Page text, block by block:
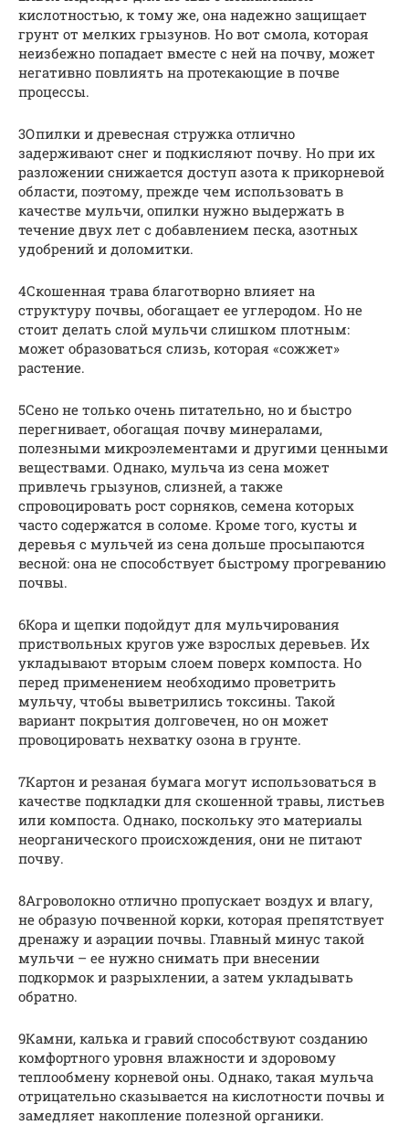
кислотностью, к тому же, она надежно защищает
грунт от мелких грызунов. Но вот смола, которая
неизбежно попадает вместе с ней на почву, может
негативно повлиять на протекающие в почве
процессы.
3Опилки и древесная стружка отлично
задерживают снег и подкисляют почву. Но при их
разложении снижается доступ азота к прикорневой
области, поэтому, прежде чем использовать в
качестве мульчи, опилки нужно выдержать в
течение двух лет с добавлением песка, азотных
удобрений и доломитки.
4Скошенная трава благотворно влияет на
структуру почвы, обогащает ее углеродом. Но не
стоит делать слой мульчи слишком плотным:
может образоваться слизь, которая «сожжет»
растение.
5Сено не только очень питательно, но и быстро
перегнивает, обогащая почву минералами,
полезными микроэлементами и другими ценными
веществами. Однако, мульча из сена может
привлечь грызунов, слизней, а также
спровоцировать рост сорняков, семена которых
часто содержатся в соломе. Кроме того, кусты и
деревья с мульчей из сена дольше просыпаются
весной: она не способствует быстрому прогреванию
почвы.
6Кора и щепки подойдут для мульчирования
приствольных кругов уже взрослых деревьев. Их
укладывают вторым слоем поверх компоста. Но
перед применением необходимо проветрить
мульчу, чтобы выветрились токсины. Такой
вариант покрытия долговечен, но он может
провоцировать нехватку озона в грунте.
7Картон и резаная бумага могут использоваться в
качестве подкладки для скошенной травы, листьев
или компоста. Однако, поскольку это материалы
неорганического происхождения, они не питают
почву.
8Агроволокно отлично пропускает воздух и влагу,
не образую почвенной корки, которая препятствует
дренажу и аэрации почвы. Главный минус такой
мульчи – ее нужно снимать при внесении
подкормок и разрыхлении, а затем укладывать
обратно.
9Камни, калька и гравий способствуют созданию
комфортного уровня влажности и здоровому
теплообмену корневой оны. Однако, такая мульча
отрицательно сказывается на кислотности почвы и
замедляет накопление полезной органики.